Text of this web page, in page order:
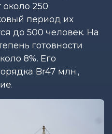
250
период их
до 500 человек. На
готовности
8%. Его
Br47 млн.,